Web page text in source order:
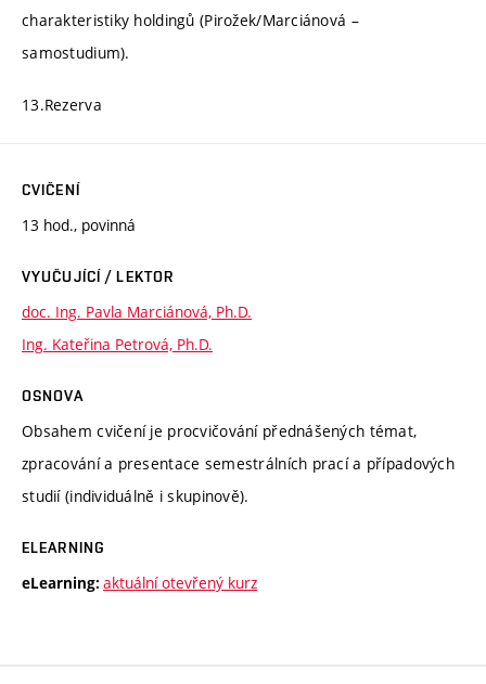
charakteristiky holdingů (Pirožek/Marciánová –
samostudium).
13.Rezerva
CVIČENÍ
13 hod., povinná
VYUČUJÍCÍ / LEKTOR
doc. Ing. Pavla Marciánová, Ph.D.
Ing. Kateřina Petrová, Ph.D.
OSNOVA
Obsahem cvičení je procvičování přednášených témat,
zpracování a presentace semestrálních prací a případových
studií (individuálně i skupinově).
ELEARNING
eLearning: aktuální otevřený kurz